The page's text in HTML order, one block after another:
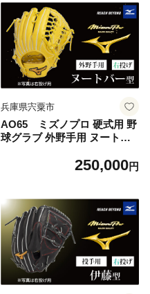
クデスク 引き出し付き 収納
家具 インテリア サイドテー
ブル デスク 机 テーブル 市場
家具 インテリア いちば イチ
バ ICHIBA koti フジイ ふじい
すきまくん
兵庫県宍粟市
AO65 ミズノプロ 硬式用 野
球グラブ 外野手用 ヌートバ
グローブ グラブ 外野 外野手
250,000円